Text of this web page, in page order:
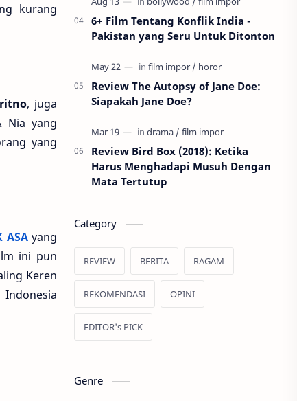
kurang
, juga
Nia yang
yang
ASAyang
ini pun
Keren
Indonesia
6+ Film Tentang Konflik India -
Pakistan yang Seru Untuk Ditonton
Review The Autopsy of Jane Doe:
Siapakah Jane Doe?
Review Bird Box (2018): Ketika
Harus Menghadapi Musuh Dengan
Mata Tertutup
Category
REVIEW BERITA RAGAM
REKOMENDASI OPINI
EDITOR's PICK
Genre